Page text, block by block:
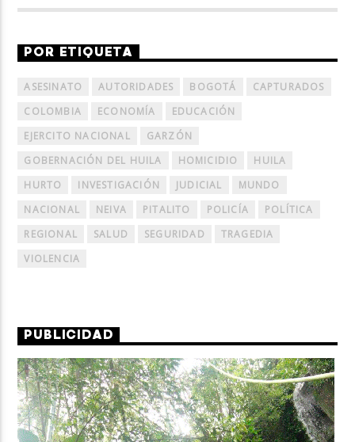
POR ETIQUETA
ASESINATO AUTORIDADES BOGOTÁ
CAPTURADOS
COLOMBIA
ECONOMÍA
EDUCACIÓN
EJERCITO NACIONAL
GARZÓN
GOBERNACIÓN DEL HUILA
HOMICIDIO
HUILA
HURTO
INVESTIGACIÓN JUDICIAL
MUNDO
NACIONAL
NEIVA PITALITO POLICÍA
POLÍTICA
REGIONAL
SALUD SEGURIDAD
TRAGEDIA
VIOLENCIA
PUBLICIDAD